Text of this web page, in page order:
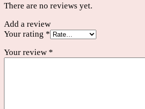
There are no reviews yet.
Add a review
Your rating *
Your review *